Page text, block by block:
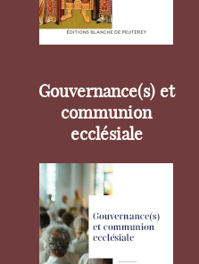
Gouvernance(s) et
communion
ecclésiale